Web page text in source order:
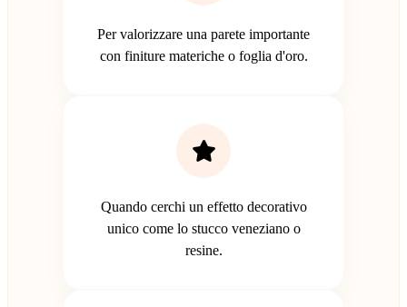
Per valorizzare una parete importante
con finiture materiche o foglia d'oro.
Quando cerchi un effetto decorativo
unico come lo stucco veneziano o
resine.